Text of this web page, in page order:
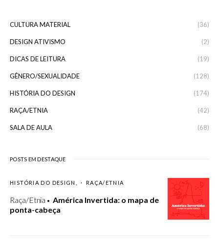
CULTURA MATERIAL (36)
DESIGN ATIVISMO (2)
DICAS DE LEITURA (19)
GÊNERO/SEXUALIDADE (128)
HISTÓRIA DO DESIGN (174)
RAÇA/ETNIA (42)
SALA DE AULA (68)
POSTS EM DESTAQUE
HISTÓRIA DO DESIGN RAÇA/ETNIA
Raça/Etnia
América Invertida: o mapa de
ponta-cabeça